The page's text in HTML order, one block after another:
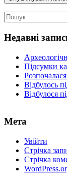
Пошук:
Недавні
Підсумки
Відбулось
Відбулося
Мета
Увійти
Стрічка
Стрічка